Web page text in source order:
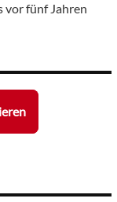
vor fünf Jahren